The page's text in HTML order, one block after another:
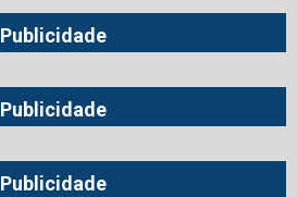
Publicidade
Publicidade
Publicidade